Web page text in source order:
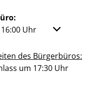
oder
16:00 Uhr Von 14:00
des Bürgerbüros:
um 17:30 Uhr